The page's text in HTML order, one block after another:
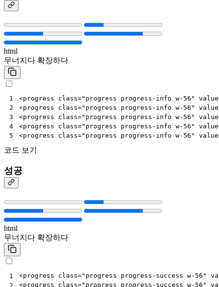
html
무너지다 확장하다
1
2
3
4
5
<progress class="progress progress-info w-56" value
<progress class="progress progress-info w-56" value
<progress class="progress progress-info w-56" value
<progress class="progress progress-info w-56" value
<progress class="progress progress-info w-56" value
코드 보기
성공
html
무너지다 확장하다
1
2
<progress class="progress progress-success w-56"
<progress class="progress progress-success w-56"